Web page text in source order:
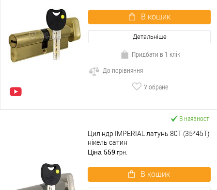
В кошик
Детальніше
Придбати в 1 клік
До порівняння
У обране
В наявності
Циліндр IMPERIAL латунь 80T (35*45T)
нікель сатин
Ціна 559 грн.
В кошик